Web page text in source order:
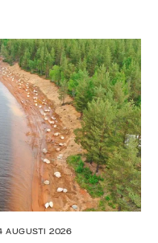
AUGUSTI 2026